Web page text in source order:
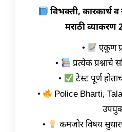
विभक्ती, कारकार्थ
मराठी व्याकरण
•
एकूण
•
प्रत्येक प्रश्नाचे
•
टेस्ट पूर्ण
•
Police Bharti,
•
कमजोर विषय